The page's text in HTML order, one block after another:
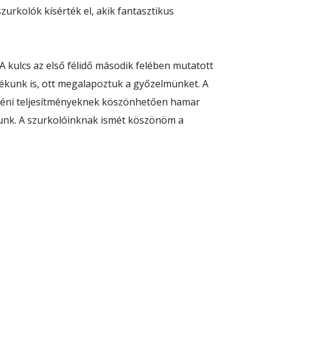
kísérték el, akik fantasztikus
kulcs az első félidő második felében mutatott
is, ott megalapoztuk a győzelmünket. A
teljesítményeknek köszönhetően hamar
A szurkolóinknak ismét köszönöm a